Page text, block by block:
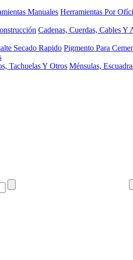
Manuales Herramientas Por
Cadenas, Cuerdas, Cables Y
Secado Rapido Pigmento Para
Tachuelas Y Otros Ménsulas,